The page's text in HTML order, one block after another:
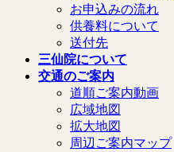
お申込みの流れ
供養料について
送付先
三仙院について
交通のご案内
道順ご案内動画
広域地図
拡大地図
周辺ご案内マップ